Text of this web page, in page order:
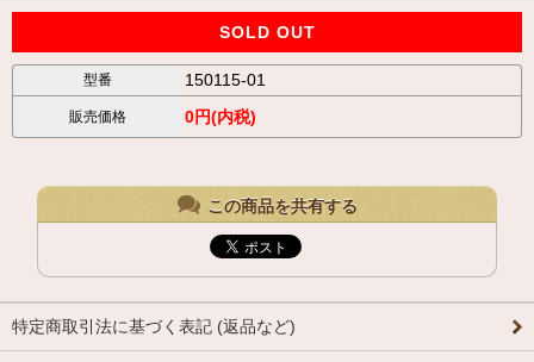
SOLD OUT
型番 150115-01
販売価格 0円(内税)
この商品を共有する
特定商取引法に基づく表記 (返品など)